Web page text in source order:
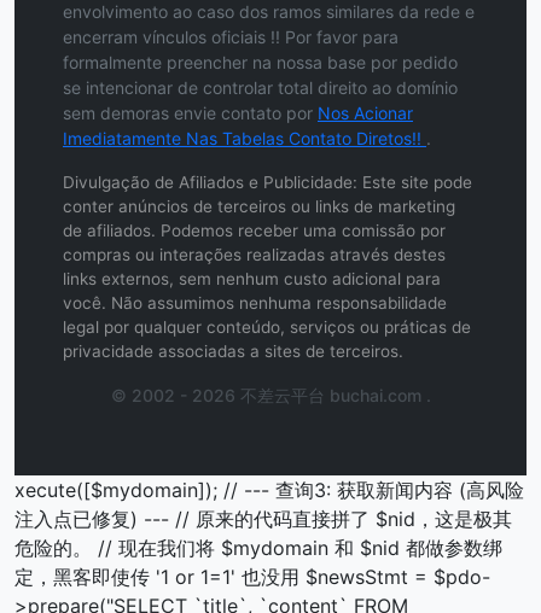
envolvimento ao caso dos ramos similares da rede e
encerram vínculos oficiais !! Por favor para
formalmente preencher na nossa base por pedido
se intencionar de controlar total direito ao domínio
sem demoras envie contato por Nos Acionar
Imediatamente Nas Tabelas Contato Diretos!! .
Divulgação de Afiliados e Publicidade: Este site pode
conter anúncios de terceiros ou links de marketing
de afiliados. Podemos receber uma comissão por
compras ou interações realizadas através destes
links externos, sem nenhum custo adicional para
você. Não assumimos nenhuma responsabilidade
legal por qualquer conteúdo, serviços ou práticas de
privacidade associadas a sites de terceiros.
© 2002 - 2026 不差云平台 buchai.com .
xecute([$mydomain]); // --- 查询3: 获取新闻内容 (高风险
注入点已修复) --- // 原来的代码直接拼了 $nid，这是极其
危险的。 // 现在我们将 $mydomain 和 $nid 都做参数绑
定，黑客即使传 '1 or 1=1' 也没用 $newsStmt = $pdo-
>prepare("SELECT `title`, `content` FROM